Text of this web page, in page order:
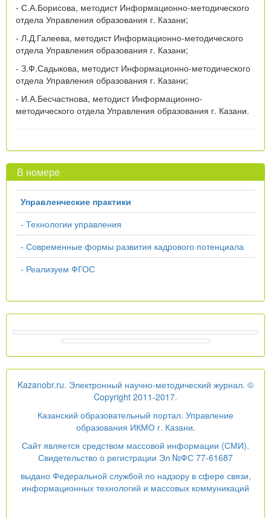
- С.А.Борисова, методист Информационно-методического
отдела Управления образования г. Казани;
- Л.Д.Галеева, методист Информационно-методического
отдела Управления образования г. Казани;
- З.Ф.Садыкова, методист Информационно-методического
отдела Управления образования г. Казани;
- И.А.Бесчастнова, методист Информационно-
методического отдела Управления образования г. Казани.
В номере
Управленческие практики
- Технологии управления
- Современные формы развития кадрового потенциала
- Реализуем ФГОС
Kazanobr.ru. Электронный научно-методический журнал. ©
Copyright 2011-2017.
Казанский образовательный портал. Управление
образования ИКМО г. Казани.
Сайт является средством массовой информации (СМИ).
Свидетельство о регистрации Эл №ФС 77-61687
выдано Федеральной службой по надзору в сфере связи,
информационных технологий и массовых коммуникаций